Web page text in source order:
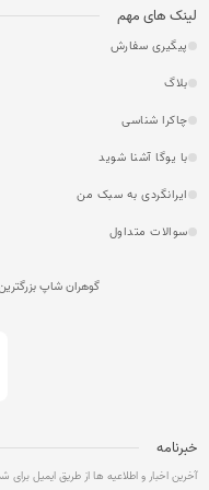
لینک های مهم
پیگیری سفارش
بلاگ
چاکرا شناسی
با یوگا آشنا شوید
ایرانگردی به سبک من
سوالات متداول
گوهران شاپ
خبرنامه
آخرین اخبار و اطلاعیه ها از طریق ایمیل